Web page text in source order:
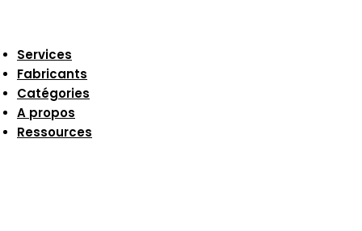
Services
Fabricants
Catégories
A propos
Ressources